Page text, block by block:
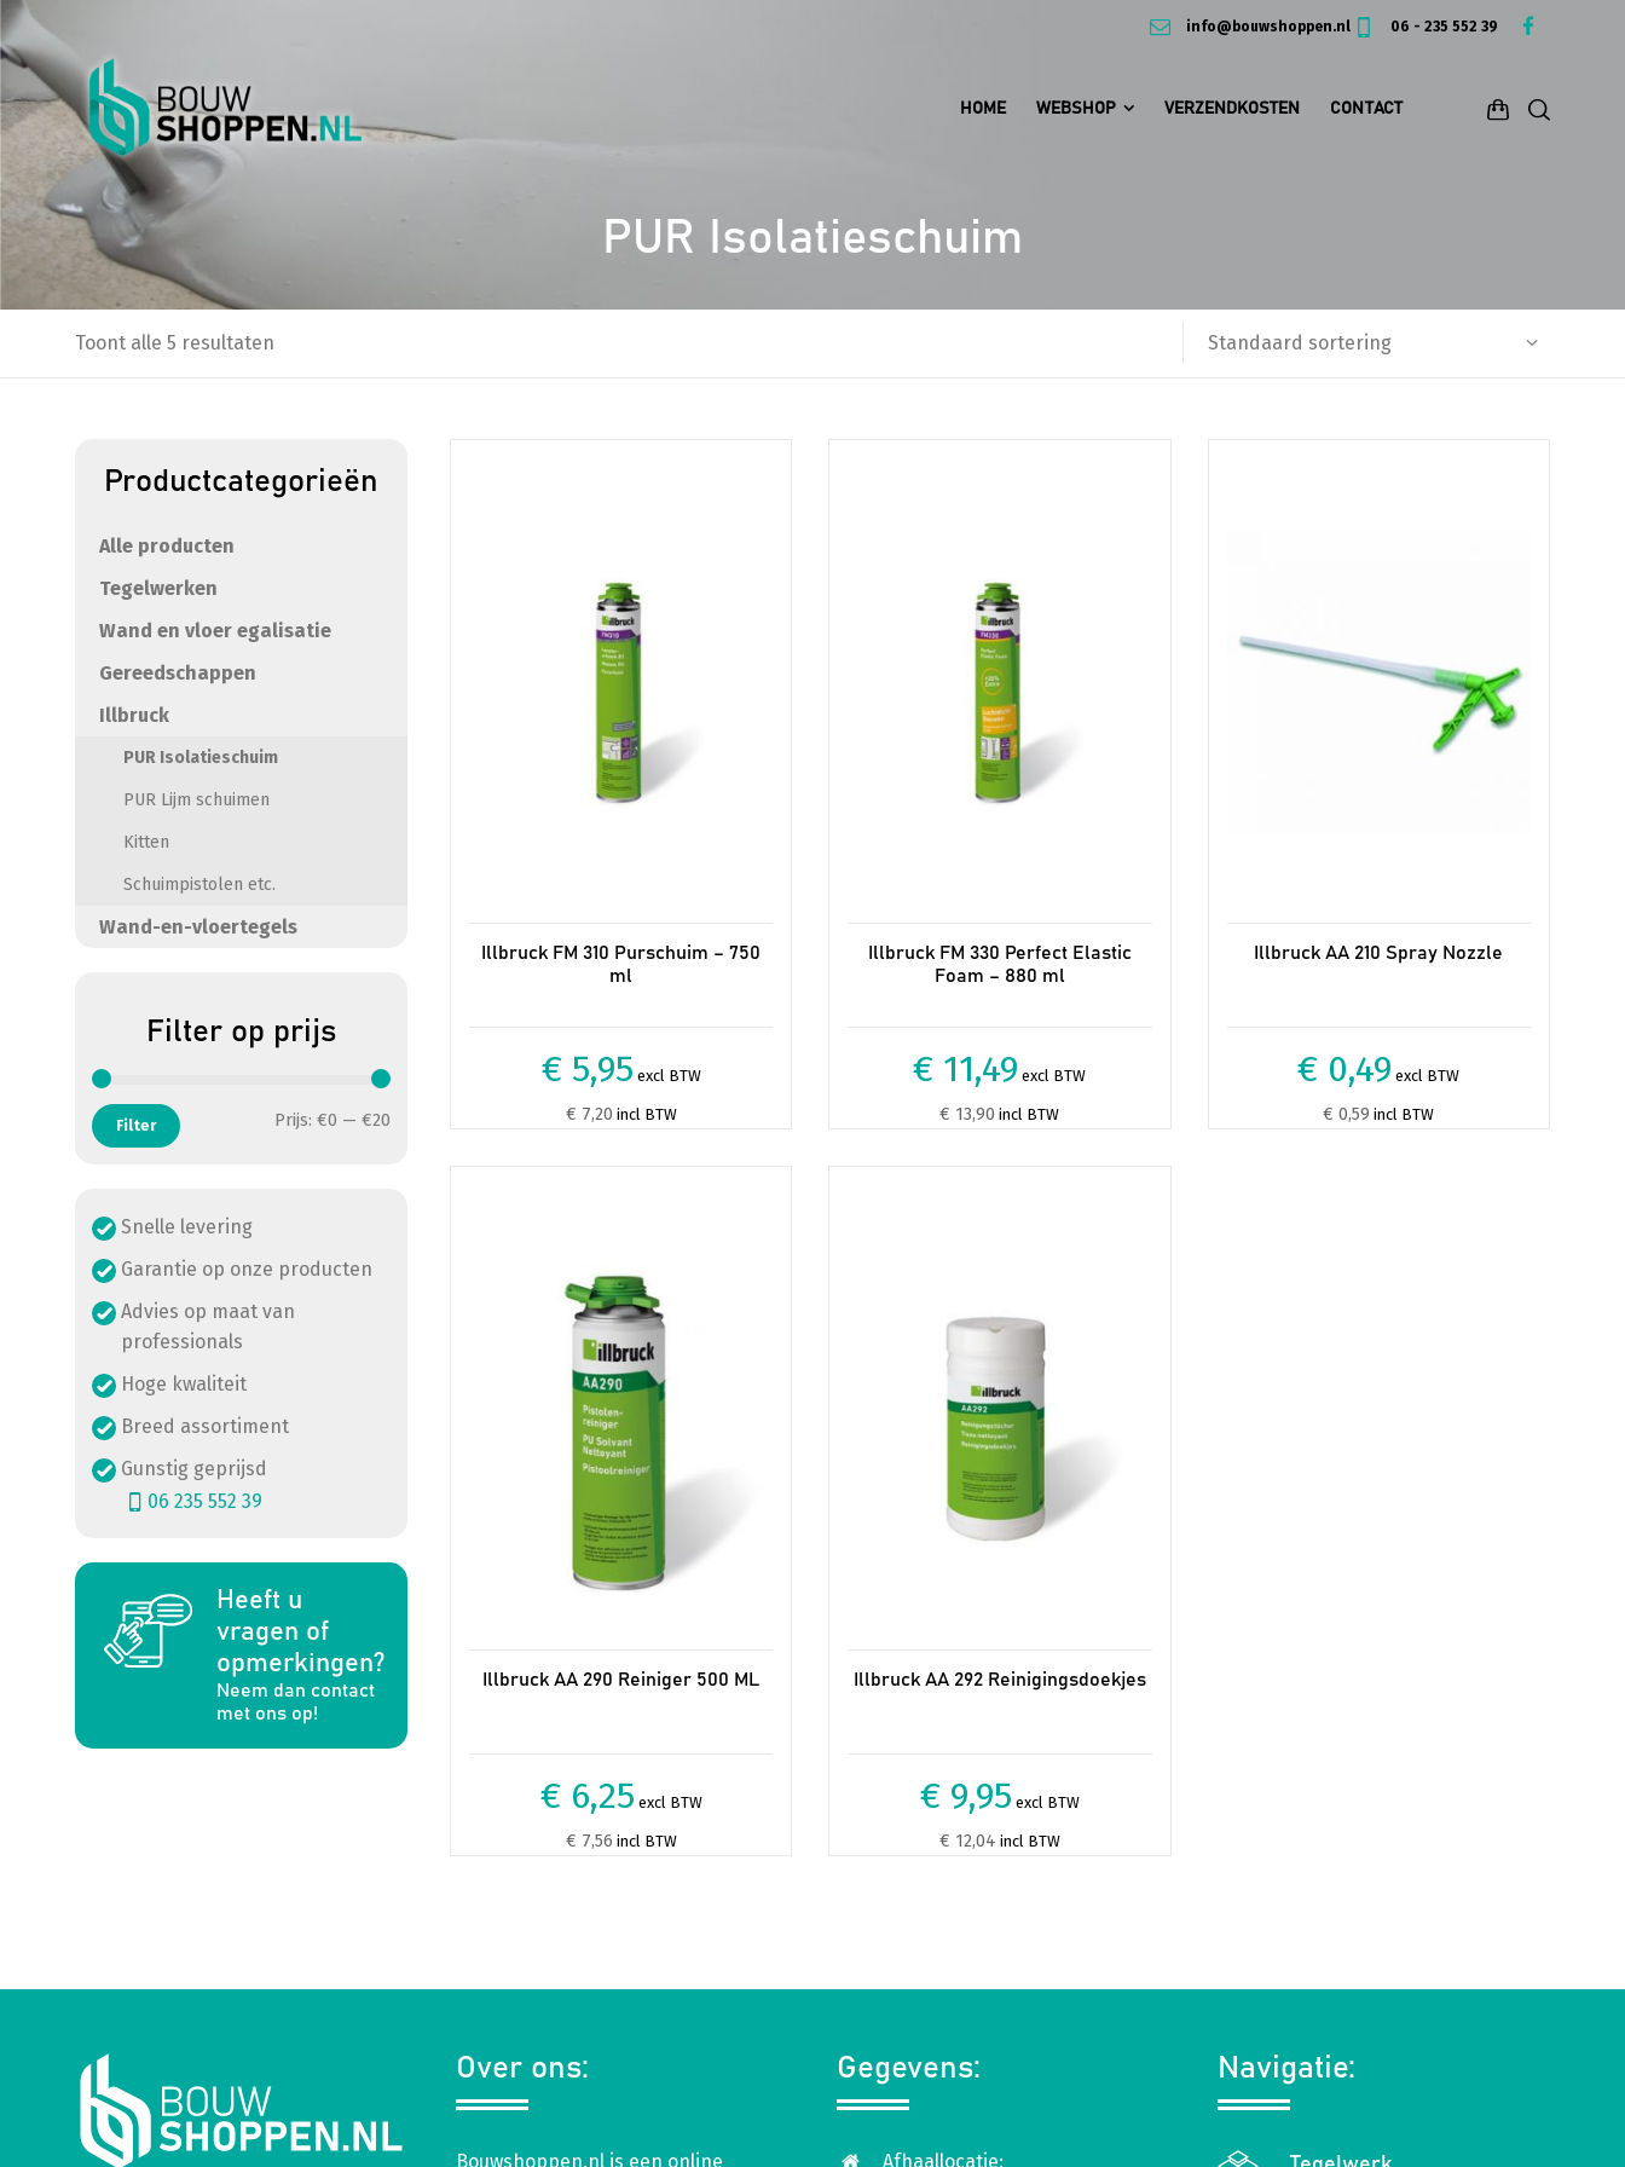
info@bouwshoppen.nl 06 - 235 552 39
HOME WEBSHOP VERZENDKOSTEN CONTACT
PUR Isolatieschuim
Toont alle 5 resultaten Standaard sortering
Illbruck FM 310 Purschuim – 750
ml
€ 5,95 excl BTW
€ 7,20 incl BTW
Illbruck FM 330 Perfect Elastic
Foam – 880 ml
€ 11,49 excl BTW
€ 13,90 incl BTW
Illbruck AA 210 Spray Nozzle
€ 0,49 excl BTW
€ 0,59 incl BTW
Illbruck AA 290 Reiniger 500 ML
€ 6,25 excl BTW
€ 7,56 incl BTW
Illbruck AA 292 Reinigingsdoekjes
€ 9,95 excl BTW
€ 12,04 incl BTW
Productcategorieën
Alle producten
Tegelwerken
Wand en vloer egalisatie
Gereedschappen
Illbruck
PUR Isolatieschuim
PUR Lijm schuimen
Kitten
Schuimpistolen etc.
Wand-en-vloertegels
Filter op prijs
Filter Prijs: €0 — €20
Snelle levering
Garantie op onze producten
Advies op maat van
professionals
Hoge kwaliteit
Breed assortiment
Gunstig geprijsd
06 235 552 39
Heeft u
vragen of
opmerkingen?
Neem dan contact
met ons op!
Over ons:
Bouwshoppen.nl is een online
Gegevens:
Afhaallocatie:
Navigatie: